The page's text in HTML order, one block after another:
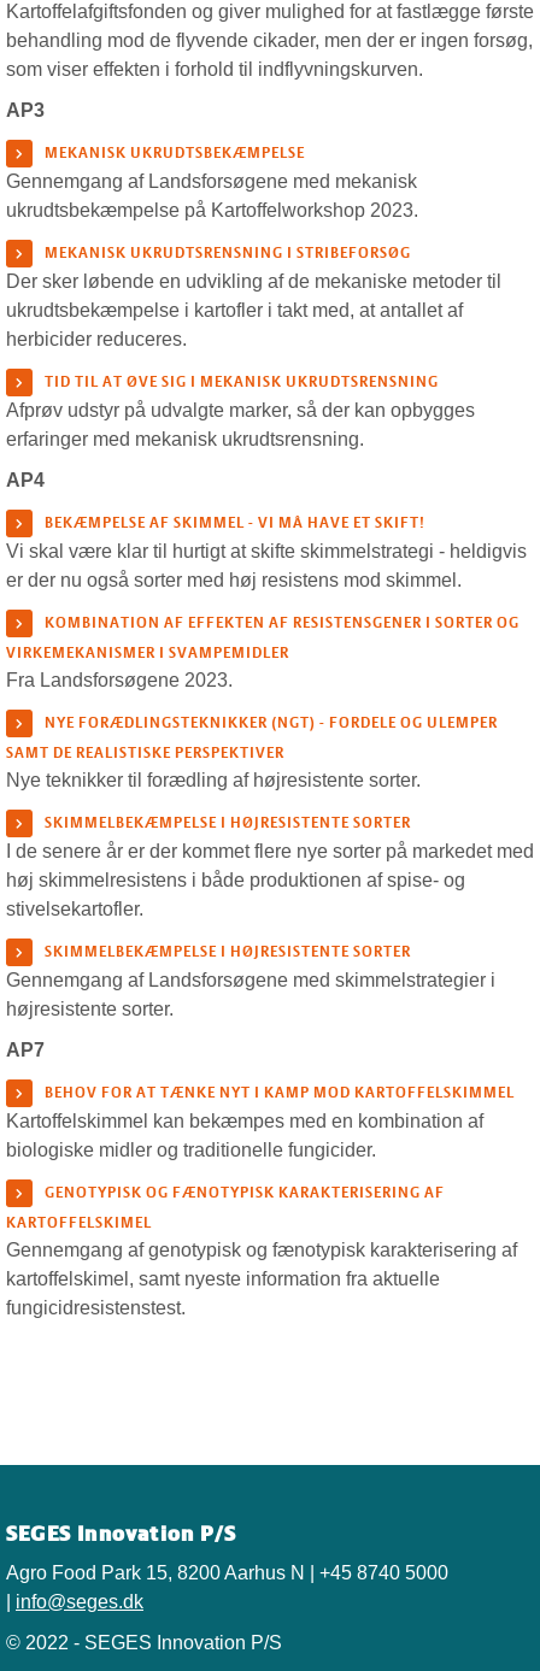
Kartoffelafgiftsfonden og giver mulighed for at fastlægge første
behandling mod de flyvende cikader, men der er ingen forsøg,
som viser effekten i forhold til indflyvningskurven.
AP3
MEKANISK UKRUDTSBEKÆMPELSE
Gennemgang af Landsforsøgene med mekanisk
ukrudtsbekæmpelse på Kartoffelworkshop 2023.
MEKANISK UKRUDTSRENSNING I STRIBEFORSØG
Der sker løbende en udvikling af de mekaniske metoder til
ukrudtsbekæmpelse i kartofler i takt med, at antallet af
herbicider reduceres.
TID TIL AT ØVE SIG I MEKANISK UKRUDTSRENSNING
Afprøv udstyr på udvalgte marker, så der kan opbygges
erfaringer med mekanisk ukrudtsrensning.
AP4
BEKÆMPELSE AF SKIMMEL - VI MÅ HAVE ET SKIFT!
Vi skal være klar til hurtigt at skifte skimmelstrategi - heldigvis
er der nu også sorter med høj resistens mod skimmel.
KOMBINATION AF EFFEKTEN AF RESISTENSGENER I SORTER OG
VIRKEMEKANISMER I SVAMPEMIDLER
Fra Landsforsøgene 2023.
NYE FORÆDLINGSTEKNIKKER (NGT) - FORDELE OG ULEMPER
SAMT DE REALISTISKE PERSPEKTIVER
Nye teknikker til forædling af højresistente sorter.
SKIMMELBEKÆMPELSE I HØJRESISTENTE SORTER
I de senere år er der kommet flere nye sorter på markedet med
høj skimmelresistens i både produktionen af spise- og
stivelsekartofler.
SKIMMELBEKÆMPELSE I HØJRESISTENTE SORTER
Gennemgang af Landsforsøgene med skimmelstrategier i
højresistente sorter.
AP7
BEHOV FOR AT TÆNKE NYT I KAMP MOD KARTOFFELSKIMMEL
Kartoffelskimmel kan bekæmpes med en kombination af
biologiske midler og traditionelle fungicider.
GENOTYPISK OG FÆNOTYPISK KARAKTERISERING AF
KARTOFFELSKIMEL
Gennemgang af genotypisk og fænotypisk karakterisering af
kartoffelskimel, samt nyeste information fra aktuelle
fungicidresistenstest.
SEGES Innovation P/S
Agro Food Park 15, 8200 Aarhus N | +45 8740 5000
info@seges.dk
© 2022 - SEGES Innovation P/S